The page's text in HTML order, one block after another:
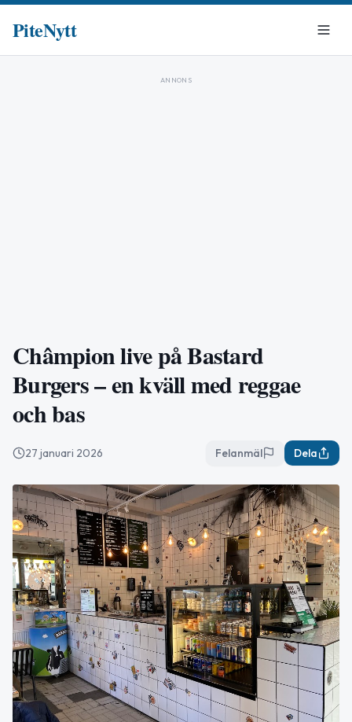
PiteNytt
ANNONS
Châmpion live på Bastard
Burgers – en kväll med reggae
och bas
27 januari 2026 Felanmäl Dela